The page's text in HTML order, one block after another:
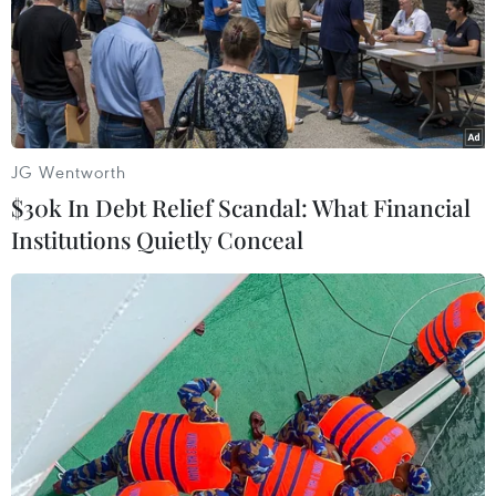
Bà nhấn mạnh: “Họ chẳng có cơ sở thực tế nào
để biện minh cho điều đó. Hiệp ước Không phổ
biến hạt nhân là nhằm ngăn ngừa sự tràn lan
của vũ khí hạt nhân và loại trừ vũ khí hạt nhân,
và hiệp ước này thực thi những điều đó. Không
lý nào Hiệp ước Không phổ biến hạt nhân lại bị
suy yếu bởi việc cấm vũ khí hạt nhân. Đó là mục
đích cuối cùng của Hiệp ước Không phổ biến."
Theo bà, việc chính quyền Tổng thống Mỹ
Trump gây sức ép lên các quốc gia để họ phải
rút khỏi một hiệp ước được Liên hợp quốc ủng
hộ là một hành động chưa từng thấy trong các
mối quan hệ quốc tế.
TPNW được Đại hội đồng Liên hợp quốc gồm
193 thành viên thông qua vào ngày 7/7/2017 với
JG Wentworth
$30k In Debt Relief Scandal: What Financial
Institutions Quietly Conceal